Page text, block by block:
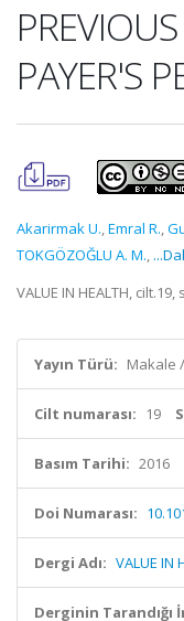
PAYER'S
Akarirmak U.,Emral R.,
TOKGÖZOĞLU A. M.,
VALUE IN HEALTH,
Yayın Türü: Makale
Cilt numarası: 19
Basım Tarihi: 2016
Doi Numarası:
Dergi Adı: VALUE IN
Derginin Tarandığı